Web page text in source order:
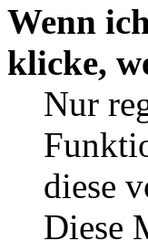
Wenn
klicke,
Nur
diese
Diese